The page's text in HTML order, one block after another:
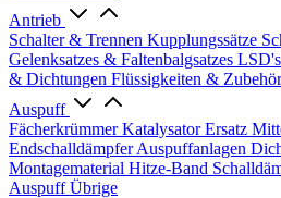
Antrieb
Schalter & Trennen Kupplungssätze
Gelenksatzes & Faltenbalgsatzes LSD's
& Dichtungen Flüssigkeiten &
Auspuff
FächerkrümmerKatalysator Ersatz
EndschalldämpferAuspuffanlagen
Montagematerial Hitze-Band
Auspuff Übrige